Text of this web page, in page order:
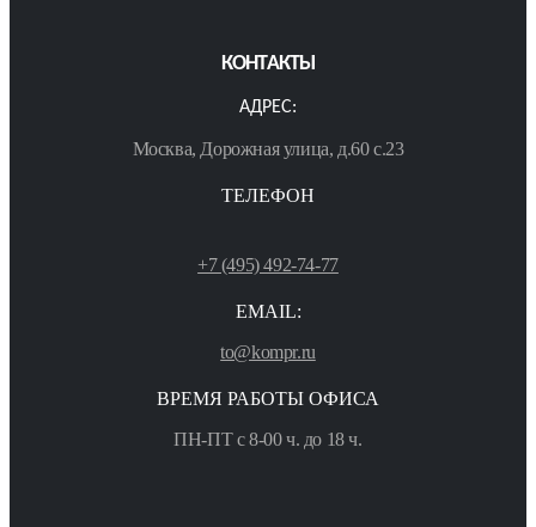
КОНТАКТЫ
АДРЕС:
Москва, Дорожная улица, д.60 с.23
ТЕЛЕФОН
+7 (495) 492-74-77
EMAIL:
to@kompr.ru
ВРЕМЯ РАБОТЫ ОФИСА
ПН-ПТ с 8-00 ч. до 18 ч.